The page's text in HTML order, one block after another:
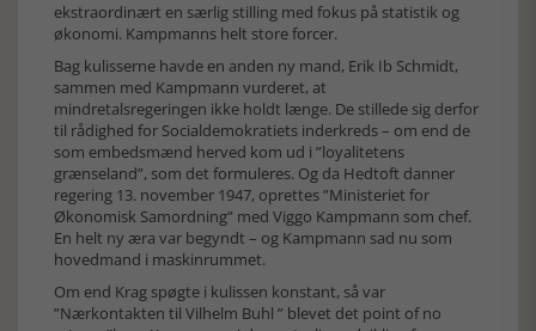
ekstraordinært en særlig stilling med fokus på statistik og
økonomi. Kampmanns helt store forcer.
Bag kulisserne havde en anden ny mand, Erik Ib Schmidt,
sammen med Kampmann vurderet, at
mindretalsregeringen ikke holdt længe. De stillede sig derfor
til rådighed for Socialdemokratiets inderkreds – om end de
som embedsmænd herved kom ud i ”loyalitetens
grænseland”, som det formuleres. Og da Hedtoft danner
regering 13. november 1947, oprettes ”Ministeriet for
Økonomisk Samordning” med Viggo Kampmann som chef.
En helt ny æra var begyndt – og Kampmann sad nu som
hovedmand i maskinrummet.
Om end Krag spøgte i kulissen konstant, så var
”Nærkontakten til Vilhelm Buhl ” blevet det point of no